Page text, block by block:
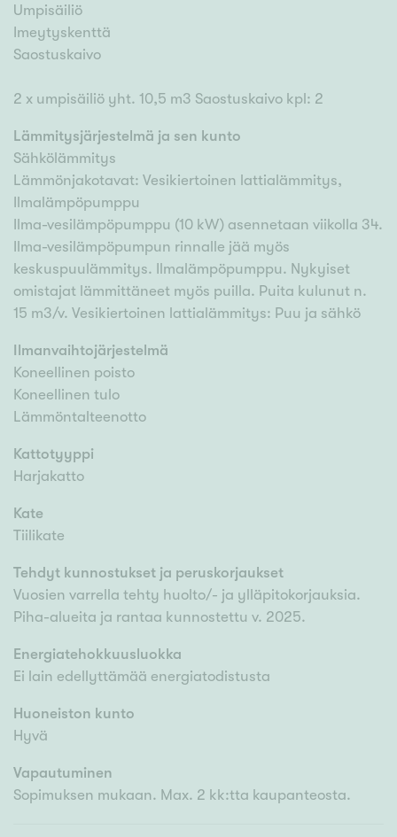
Umpisäiliö
Imeytyskenttä
Saostuskaivo
2 x umpisäiliö yht. 10,5 m3 Saostuskaivo kpl: 2
Lämmitysjärjestelmä ja sen kunto
Sähkölämmitys
Lämmönjakotavat: Vesikiertoinen lattialämmitys,
Ilmalämpöpumppu
Ilma-vesilämpöpumppu (10 kW) asennetaan viikolla 34.
Ilma-vesilämpöpumpun rinnalle jää myös
keskuspuulämmitys. Ilmalämpöpumppu. Nykyiset
omistajat lämmittäneet myös puilla. Puita kulunut n.
15 m3/v. Vesikiertoinen lattialämmitys: Puu ja sähkö
Ilmanvaihtojärjestelmä
Koneellinen poisto
Koneellinen tulo
Lämmöntalteenotto
Kattotyyppi
Harjakatto
Kate
Tiilikate
Tehdyt kunnostukset ja peruskorjaukset
Vuosien varrella tehty huolto/- ja ylläpitokorjauksia.
Piha-alueita ja rantaa kunnostettu v. 2025.
Energiatehokkuusluokka
Ei lain edellyttämää energiatodistusta
Huoneiston kunto
Hyvä
Vapautuminen
Sopimuksen mukaan. Max. 2 kk:tta kaupanteosta.